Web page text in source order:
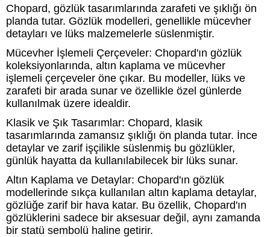
Chopard, gözlük tasarımlarında zarafeti ve şıklığı ön
planda tutar. Gözlük modelleri, genellikle mücevher
detayları ve lüks malzemelerle süslenmiştir.
Mücevher İşlemeli Çerçeveler: Chopard'ın gözlük
koleksiyonlarında, altın kaplama ve mücevher
işlemeli çerçeveler öne çıkar. Bu modeller, lüks ve
zarafeti bir arada sunar ve özellikle özel günlerde
kullanılmak üzere idealdir.
Klasik ve Şık Tasarımlar: Chopard, klasik
tasarımlarında zamansız şıklığı ön planda tutar. İnce
detaylar ve zarif işçilikle süslenmiş bu gözlükler,
günlük hayatta da kullanılabilecek bir lüks sunar.
Altın Kaplama ve Detaylar: Chopard'ın gözlük
modellerinde sıkça kullanılan altın kaplama detaylar,
gözlüğe zarif bir hava katar. Bu özellik, Chopard'ın
gözlüklerini sadece bir aksesuar değil, aynı zamanda
bir statü sembolü haline getirir.